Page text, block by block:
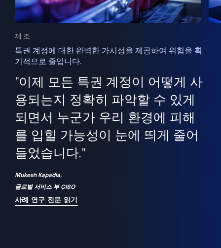
제조
특권 계정에 대한 완벽한 가시성을 제공하여 위험을 획
기적으로 줄입니다.
"이제 모든 특권 계정이 어떻게 사
용되는지 정확히 파악할 수 있게
되면서 누군가 우리 환경에 피해
를 입힐 가능성이 눈에 띄게 줄어
들었습니다."
Mukesh Kapadia,
글로벌 서비스 부 CISO
사례 연구 전문 읽기